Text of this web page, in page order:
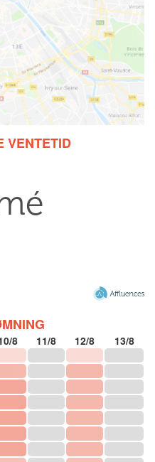
VENTETID
8 11/8 12/8
13/8